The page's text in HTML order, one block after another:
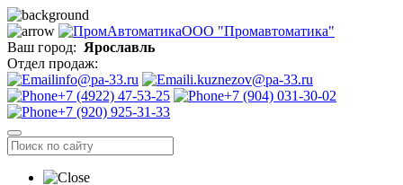
ООО "Промавтоматика"
Ваш город: Ярославль
Отдел продаж:
info@pa-33.ru
i.kuznezov@pa-33.ru
+7 (4922) 47-53-25
+7 (904) 031-30-02
+7 (920) 925-31-33